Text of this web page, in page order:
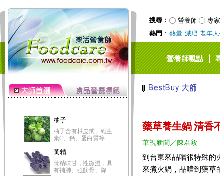
搜尋： 營養師
專家
熱門： 熱量 減肥 老年
營養師觀點｜
柚子
柚子含有柚皮甙、維生
素C、鈣、蛋白質等...
黃精
黃精味甘，性微溫，具
有補肺、強筋骨、降...
藥草養生鍋 清香
華視新聞／陳君毅
到台東來品嚐很特殊的
來煮火鍋，品嚐到藥草